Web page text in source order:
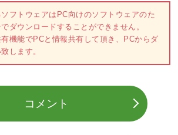
フトウェアはPC向けのソフトウェアのた
ダウンロードすることができません。
機能でPCと情報共有して頂き、PCからダ
します。
コメント